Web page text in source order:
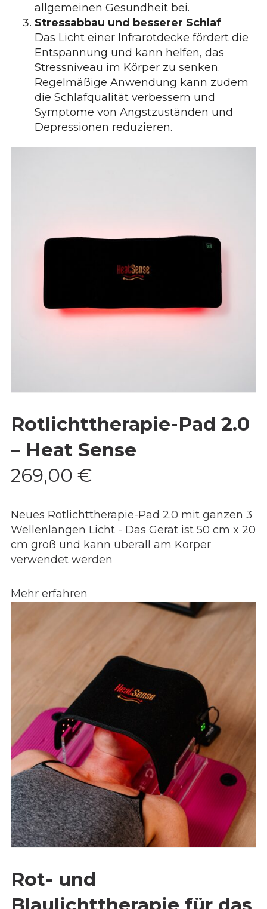
allgemeinen Gesundheit bei.
Stressabbau und besserer Schlaf
Das Licht einer Infrarotdecke fördert die
Entspannung und kann helfen, das
Stressniveau im Körper zu senken.
Regelmäßige Anwendung kann zudem
die Schlafqualität verbessern und
Symptome von Angstzuständen und
Depressionen reduzieren.
Rotlichttherapie-Pad 2.0
– Heat Sense
269,00 €
Neues Rotlichttherapie-Pad 2.0 mit ganzen 3
Wellenlängen Licht - Das Gerät ist 50 cm x 20
cm groß und kann überall am Körper
verwendet werden
Mehr erfahren
Rot- und